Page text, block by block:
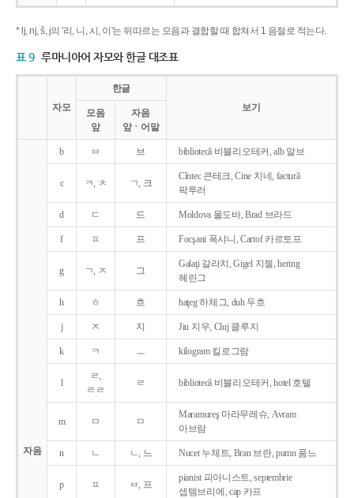
* lj, nj, š, j의 '리, 니, 시, 이'는 뒤따르는 모음과 결합할 때 합쳐서 1 음절로 적는다.
표 9 루마니아어 자모와 한글 대조표
자모
한글
보기
모음
앞
자음
앞ㆍ어말
자음
b ㅂ 브 bibliotecǎ 비블리오테커, alb 알브
c ㅋ, ㅊ ㄱ, 크
Cîntec 큰테크, Cine 치네, facturǎ
팍투러
d ㄷ 드 Moldova 몰도바, Brad 브라드
f ㅍ 프 Focşani 폭샤니, Cartof 카르토프
g ㄱ, ㅈ 그
Galaţi 갈라치, Gigel 지젤, hering
헤린그
h ㅎ 흐 haţeg 하체그, duh 두흐
j ㅈ 지 Jiu 지우, Cluj 클루지
k ㅋ ㅡ kilogram 킬로그람
l
ㄹ,
ㄹㄹ
ㄹ bibliotecǎ 비블리오테커, hotel 호텔
m ㅁ ㅁ
Maramureş 마라무레슈, Avram
아브람
n ㄴ ㄴ, 느 Nucet 누체트, Bran 브란, pumn 품느
p ㅍ ㅂ, 프
pianist 피아니스트, septembrie
셉템브리에, cap 카프